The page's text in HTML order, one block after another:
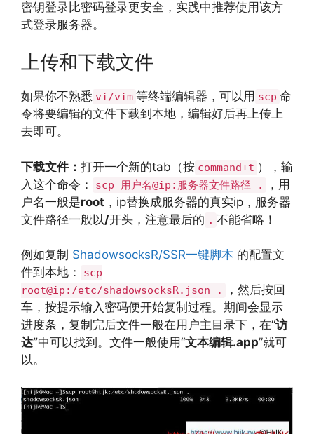
密钥登录比密码登录更安全，实践中推荐使用该方
式登录服务器。
上传和下载文件
如果你不熟悉 vi/vim 等终端编辑器，可以用 scp 命
令将要编辑的文件下载到本地，编辑好后再上传上
去即可。
下载文件： 打开一个新的tab（按 command+t ），输
入这个命令：
scp 用户名@ip:服务器文件路径 .
，用
户名一般是root ，ip替换成服务器的真实ip，服务器
文件路径一般以/开头，注意最后的 . 不能省略！
例如复制 ShadowsocksR/SSR一键脚本 的配置文
件到本地：
scp
root@ip:/etc/shadowsocksR.json .
，然后按回
车，按提示输入密码便开始复制过程。期间会显示
进度条，复制完后文件一般在用户主目录下，在“访
达”中可以找到。文件一般使用“文本编辑.app”就可
以。